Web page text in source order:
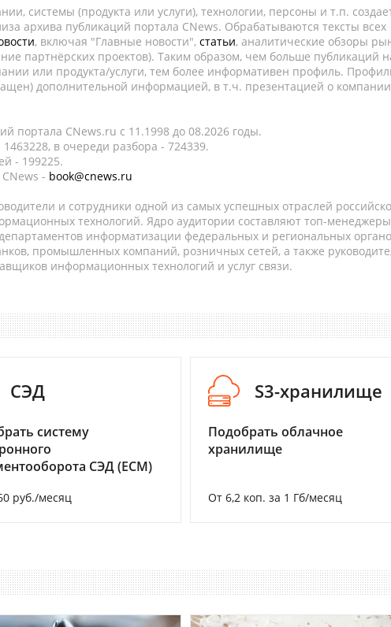
системы (продукта или услуги), технологии, персоны и т.п.
архива публикаций портала CNews. Обрабатываются тексты всех
, включая "Главные новости", статьи, аналитические обзоры
партнёрских проектов). Таким образом, чем больше публикаций
или продукта/услуги, тем более информативен профиль.
дополнительной информацией, в т.ч. презентацией о
портала CNews.ru c 11.1998 до 08.2026 годы.
в очереди разбора - 724339.
- 199225.
- book@cnews.ru
и сотрудники одной из самых успешных отраслей
технологий. Ядро аудитории составляют топ-
информатизации федеральных и региональных
промышленных компаний, розничных сетей, а также
информационных технологий и услуг связи.
СЭД
систему
СЭД (ECM)
руб./месяц
S3-хранилище
Подобрать облачное
хранилище
От 6,2 коп. за 1 Гб/месяц